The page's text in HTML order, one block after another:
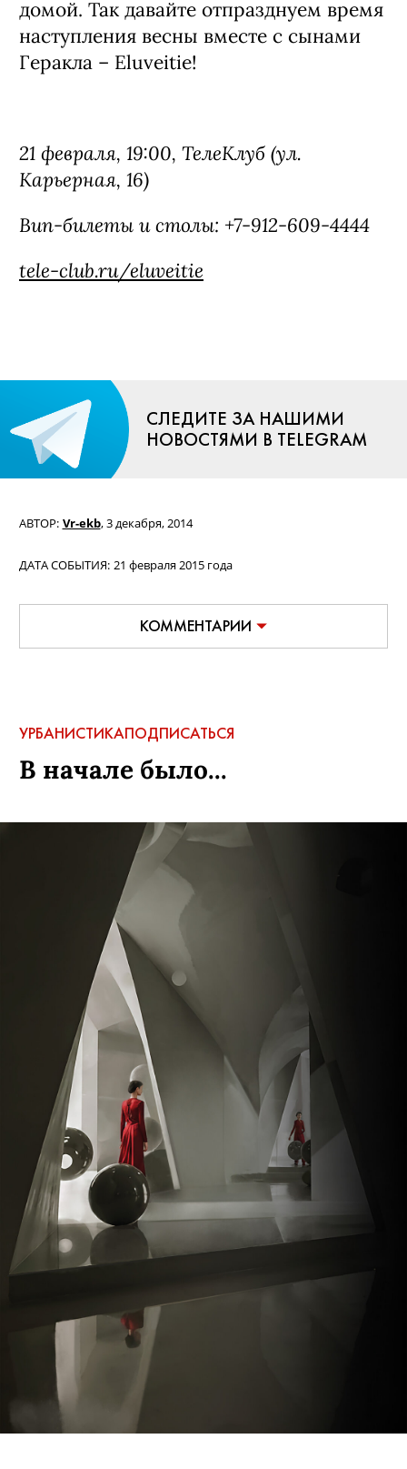
домой. Так давайте отпразднуем время
наступления весны вместе с сынами
Геракла – Eluveitie!
21 февраля, 19:00, ТелеКлуб (ул.
Карьерная, 16)
Вип-билеты и столы: +7-912-609-4444
tele-club.ru/eluveitie
СЛЕДИТЕ ЗА НАШИМИ
НОВОСТЯМИ В TELEGRAM
АВТОР: Vr-ekb,3 декабря, 2014
ДАТА СОБЫТИЯ: 21 февраля 2015 года
КОММЕНТАРИИ
УРБАНИСТИКАПОДПИСАТЬСЯ
В начале было...